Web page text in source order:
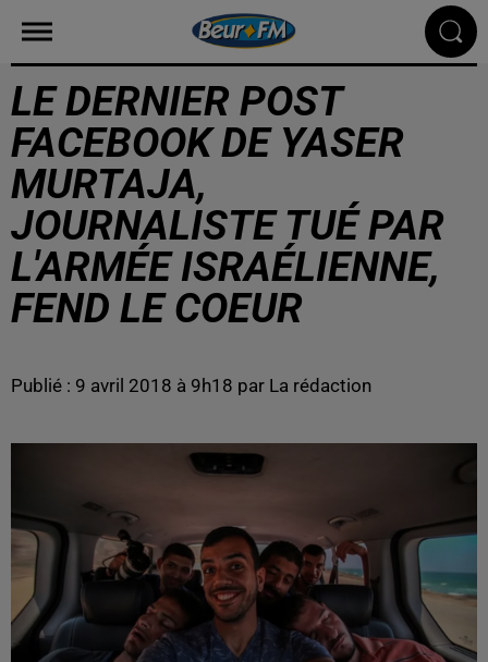
LE DERNIER POST
FACEBOOK DE YASER
MURTAJA,
JOURNALISTE TUÉ PAR
L'ARMÉE ISRAÉLIENNE,
FEND LE COEUR
Publié : 9 avril 2018 à 9h18 par La rédaction